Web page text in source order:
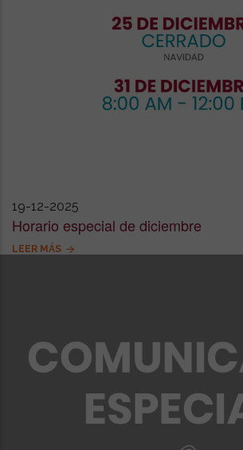
19-12-2025
Horario especial de diciembre
LEER MÁS